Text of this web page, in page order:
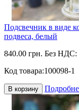
Подсвечник в виде
подвеса, белый
840.00 грн. Без НДС:
Код товара:100098-1
В корзину